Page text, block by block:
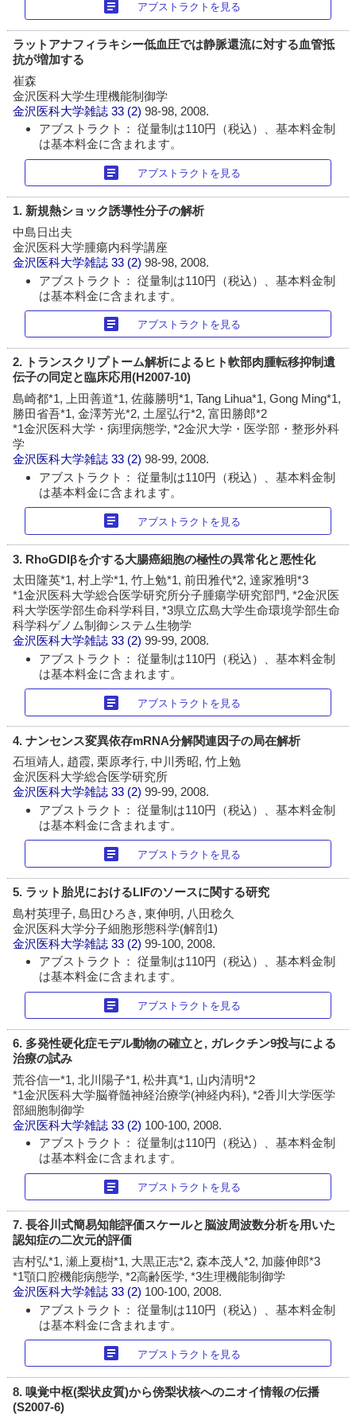
article アブストラクトを見る
ラットアナフィラキシー低血圧では静脈還流に対する血管抵
抗が増加する
崔森
金沢医科大学生理機能制御学
金沢医科大学雑誌 33 (2)98-98, 2008.
アブストラクト： 従量制は110円（税込）、基本料金制
は基本料金に含まれます。
article アブストラクトを見る
1. 新規熱ショック誘導性分子の解析
中島日出夫
金沢医科大学腫瘍内科学講座
金沢医科大学雑誌 33 (2)98-98, 2008.
アブストラクト： 従量制は110円（税込）、基本料金制
は基本料金に含まれます。
article アブストラクトを見る
2. トランスクリプトーム解析によるヒト軟部肉腫転移抑制遺
伝子の同定と臨床応用(H2007-10)
島崎都*1, 上田善道*1, 佐藤勝明*1, Tang Lihua*1, Gong Ming*1,
勝田省吾*1, 金澤芳光*2, 土屋弘行*2, 富田勝郎*2
*1金沢医科大学・病理病態学, *2金沢大学・医学部・整形外科
学
金沢医科大学雑誌 33 (2)98-99, 2008.
アブストラクト： 従量制は110円（税込）、基本料金制
は基本料金に含まれます。
article アブストラクトを見る
3. RhoGDIβを介する大腸癌細胞の極性の異常化と悪性化
太田隆英*1, 村上学*1, 竹上勉*1, 前田雅代*2, 達家雅明*3
*1金沢医科大学総合医学研究所分子腫瘍学研究部門, *2金沢医
科大学医学部生命科学科目, *3県立広島大学生命環境学部生命
科学科ゲノム制御システム生物学
金沢医科大学雑誌 33 (2)99-99, 2008.
アブストラクト： 従量制は110円（税込）、基本料金制
は基本料金に含まれます。
article アブストラクトを見る
4. ナンセンス変異依存mRNA分解関連因子の局在解析
石垣靖人, 趙霞, 栗原孝行, 中川秀昭, 竹上勉
金沢医科大学総合医学研究所
金沢医科大学雑誌 33 (2)99-99, 2008.
アブストラクト： 従量制は110円（税込）、基本料金制
は基本料金に含まれます。
article アブストラクトを見る
5. ラット胎児におけるLIFのソースに関する研究
島村英理子, 島田ひろき, 東伸明, 八田稔久
金沢医科大学分子細胞形態科学(解剖1)
金沢医科大学雑誌 33 (2)99-100, 2008.
アブストラクト： 従量制は110円（税込）、基本料金制
は基本料金に含まれます。
article アブストラクトを見る
6. 多発性硬化症モデル動物の確立と, ガレクチン9投与による
治療の試み
荒谷信一*1, 北川陽子*1, 松井真*1, 山内清明*2
*1金沢医科大学脳脊髄神経治療学(神経内科), *2香川大学医学
部細胞制御学
金沢医科大学雑誌 33 (2) 100-100, 2008.
アブストラクト： 従量制は110円（税込）、基本料金制
は基本料金に含まれます。
article アブストラクトを見る
7. 長谷川式簡易知能評価スケールと脳波周波数分析を用いた
認知症の二次元的評価
吉村弘*1, 瀬上夏樹*1, 大黒正志*2, 森本茂人*2, 加藤伸郎*3
*1顎口腔機能病態学, *2高齢医学, *3生理機能制御学
金沢医科大学雑誌 33 (2) 100-100, 2008.
アブストラクト： 従量制は110円（税込）、基本料金制
は基本料金に含まれます。
article アブストラクトを見る
8. 嗅覚中枢(梨状皮質)から傍梨状核へのニオイ情報の伝播
(S2007-6)